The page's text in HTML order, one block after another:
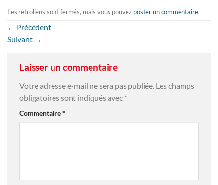
Les rétroliens sont fermés, mais vous pouvez poster un commentaire.
← Précédent
Suivant →
Laisser un commentaire
Votre adresse e-mail ne sera pas publiée. Les champs
obligatoires sont indiqués avec *
Commentaire*